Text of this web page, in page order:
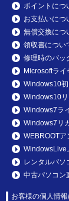
ポイントにつ
お支払いにつ
無償交換につ
領収書につい
修理時のバッ
Microsoftライ
Windows10
Windows10
Windows7ラ
Windows7リ
WEBROOT
WindowsLive
レンタルパソ
中古パソコン
お客様の個人情